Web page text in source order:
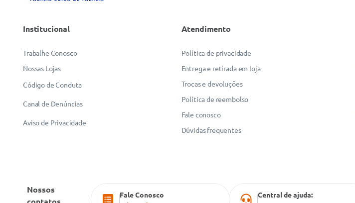
Institucional
Trabalhe Conosco
Nossas Lojas
Código de Conduta
Canal de Denúncias
Aviso de Privacidade
Atendimento
Política de privacidade
Entrega e retirada em loja
Trocas e devoluções
Política de reembolso
Fale conosco
Dúvidas frequentes
Nossos
Fale Conosco Central de ajuda: